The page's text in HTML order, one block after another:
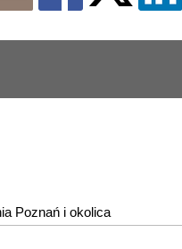
Poznań i okolica